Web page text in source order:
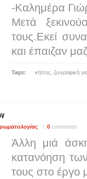
-Καλημέρα
Μετά
τους.Εκεί
και έπαιζαν
Tags: κήπος ζωγραφική
0 comments
Άλλη μιά
κατανόηση
τους στο έργο